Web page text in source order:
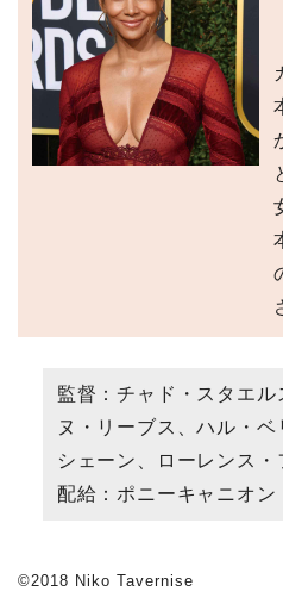
監督：チャド・スタエル
ヌ・リーブス、ハル・
シェーン、ローレンス
配給：ポニーキャニオン
©2018 Niko Tavernise